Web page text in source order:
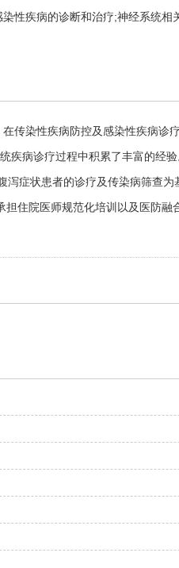
性疾病的诊断和治疗;神经系统相
传染性疾病防控及感染性疾病诊
疾病诊疗过程中积累了丰富的经验
症状患者的诊疗及传染病筛查为
住院医师规范化培训以及医防融